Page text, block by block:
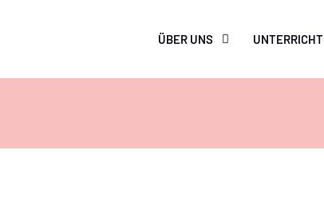
ÜBER UNS UNTERRICHT